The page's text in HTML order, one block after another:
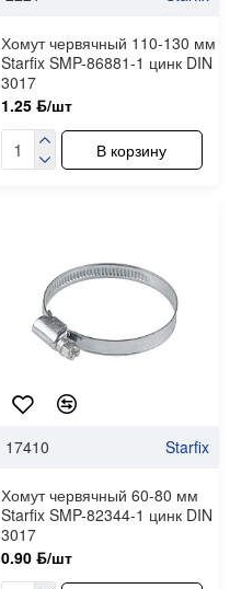
Хомут червячный 110-130 мм
Starfix SMP-86881-1 цинк DIN
3017
1.25 ƃ/шт
В корзину
17410 Starfix
Хомут червячный 60-80 мм
Starfix SMP-82344-1 цинк DIN
3017
0.90 ƃ/шт